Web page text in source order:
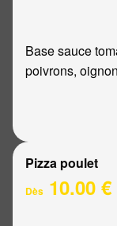
Base sauce
poivrons,
Pizza poulet
Dès 10.00 €